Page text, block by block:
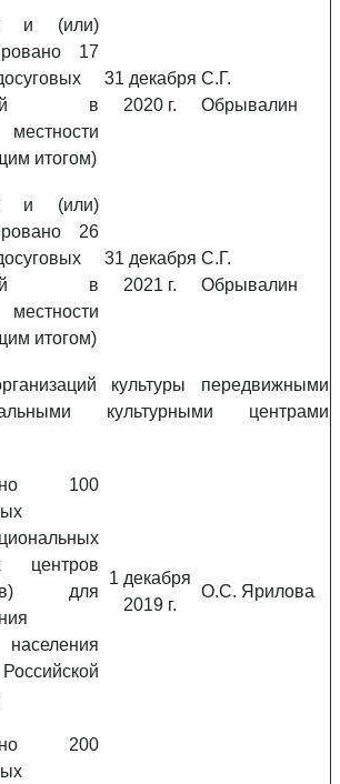
и (или)
17
в
итогом)
31 декабря
2020 г.
С.Г.
Обрывалин
и (или)
26
в
итогом)
31 декабря
2021 г.
С.Г.
Обрывалин
культуры передвижными
культурными центрами
100
центров
для
населения
1 декабря
2019 г.
О.С. Ярилова
200